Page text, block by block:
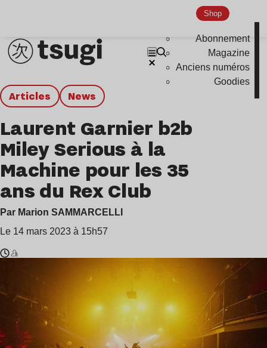
Shop
Abonnement
Magazine
Anciens numéros
Goodies
Articles news
Laurent Garnier b2b
Miley Serious à la
Machine pour les 35
ans du Rex Club
Par Marion SAMMARCELLI
Le 14 mars 2023 à 15h57
lecture
min
Garnier
Miley
Serious